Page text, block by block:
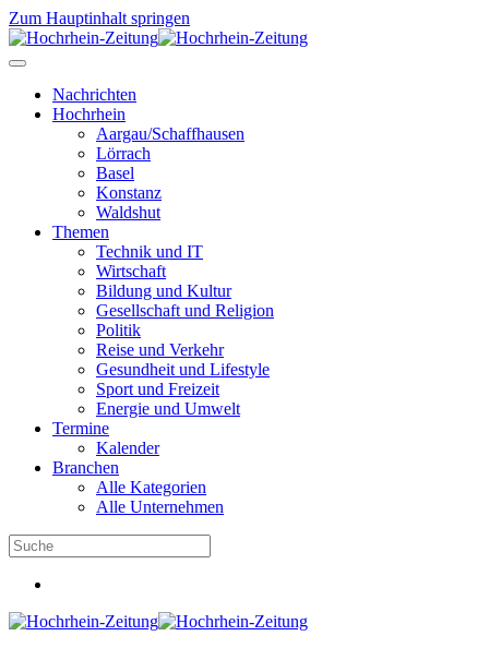
Zum Hauptinhalt springen
Nachrichten
Hochrhein
Aargau/Schaffhausen
Lörrach
Basel
Konstanz
Waldshut
Themen
Technik und IT
Wirtschaft
Bildung und Kultur
Gesellschaft und Religion
Politik
Reise und Verkehr
Gesundheit und Lifestyle
Sport und Freizeit
Energie und Umwelt
Termine
Kalender
Branchen
Alle Kategorien
Alle Unternehmen